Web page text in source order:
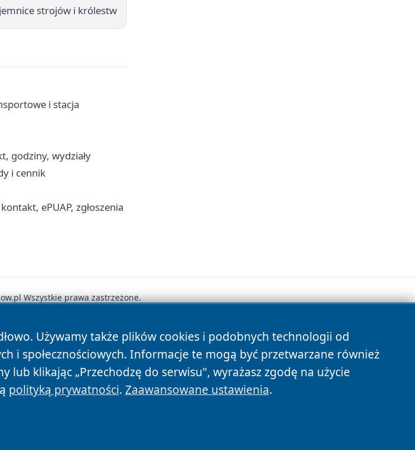
strojów i królestw
i stacja
godziny, wydziały
i cennik
ePUAP, zgłoszenia
Używamy także plików cookies i podobnych technologii od
i społecznościowych. Informacje te mogą być przetwarzane również
klikając „Przechodzę do serwisu", wyrażasz zgodę na użycie
polityką prywatności. Zaawansowane ustawienia.
Wszystkie prawa zastrzeżone.
Prywatności Polityka Cookies